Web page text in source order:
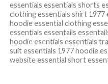
essentials essentials shorts
clothing essentials shirt 1977
hoodie essential clothing
essentials essentails
hoodie esentials essentials
suit essentials 1977 hoodie
website essential short